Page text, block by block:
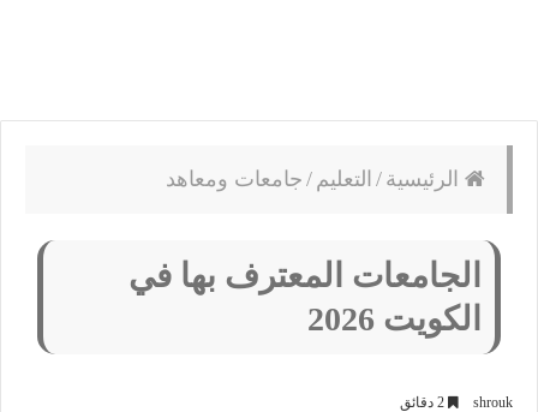
الرئيسية / التعليم / جامعات ومعاهد
الجامعات المعترف بها في
الكويت 2026
shrouk